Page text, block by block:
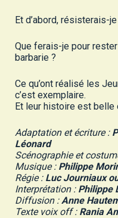
Et d’abord, résisterais-je
Que ferais-je pour
barbarie ?
Ce qu’ont réalisé les
c’est exemplaire.
Et leur histoire est belle
Adaptation et écriture :
Léonard
Scénographie et
Musique :Philippe
Régie : Luc Journiaux
Interprétation :Philippe
Diffusion :Anne
Texte voix off :Rania